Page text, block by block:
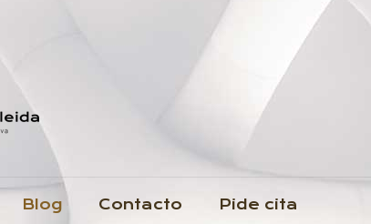
Blog Contacto Pide cita